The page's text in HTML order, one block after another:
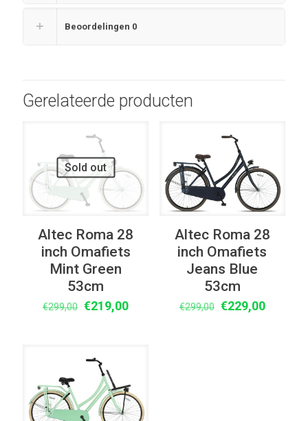
Beoordelingen 0
Gerelateerde producten
Sold out
Altec Roma 28
inch Omafiets
Mint Green
53cm
€299,00 Oorspronkelijke
€299,00.
€219,00Huidige
Altec Roma 28
inch Omafiets
Jeans Blue
53cm
€299,00 Oorspronkelijke
€229,00Huidige